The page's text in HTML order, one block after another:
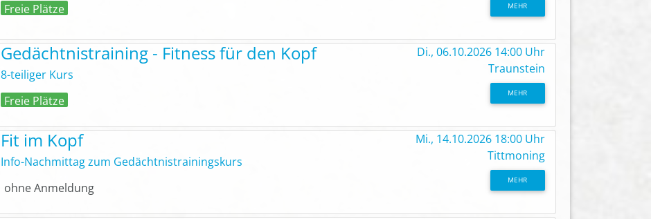
Freie Plätze MEHR
Gedächtnistraining - Fitness für den Kopf
8-teiliger Kurs
Freie Plätze
Di., 06.10.2026 14:00 Uhr
Traunstein
MEHR
Fit im Kopf
Info-Nachmittag zum Gedächtnistrainingskurs
ohne Anmeldung
Mi., 14.10.2026 18:00 Uhr
Tittmoning
MEHR